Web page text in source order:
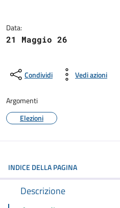
Data:
21 Maggio 26
Condividi Vedi azioni
Argomenti
Elezioni
INDICE DELLA PAGINA
Descrizione